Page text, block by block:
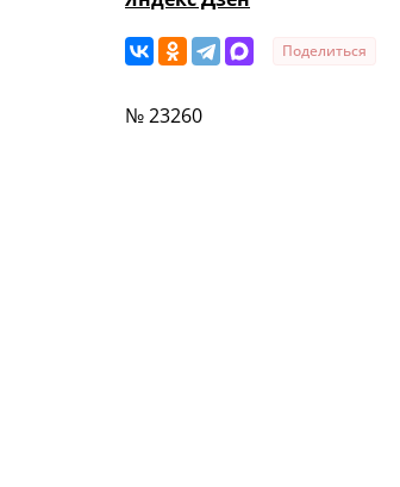
Поделиться
№ 23260